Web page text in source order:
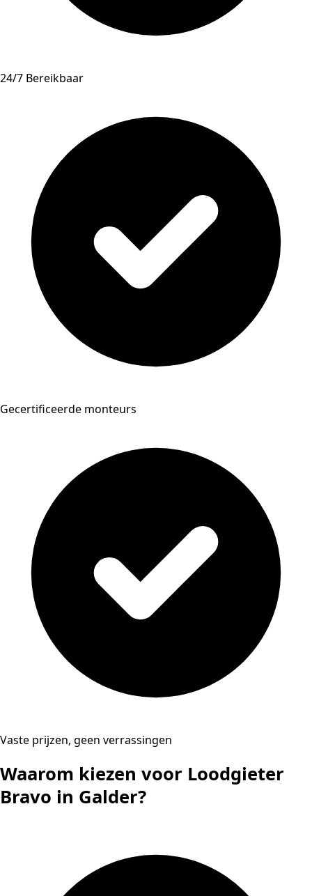
24/7 Bereikbaar
Gecertificeerde monteurs
Vaste prijzen, geen verrassingen
Waarom kiezen voor Loodgieter
Bravo in Galder?